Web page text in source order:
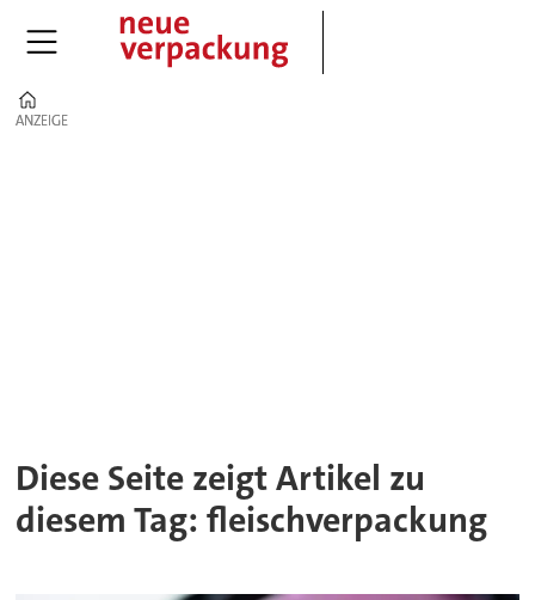
ANZEIGE
ANZEIGE
Diese Seite zeigt Artikel zu
diesem Tag: fleischverpackung